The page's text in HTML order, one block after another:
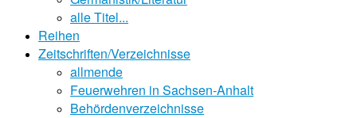
alle Titel...
Reihen
Zeitschriften/Verzeichnisse
allmende
Feuerwehren in Sachsen-Anhalt
Behördenverzeichnisse